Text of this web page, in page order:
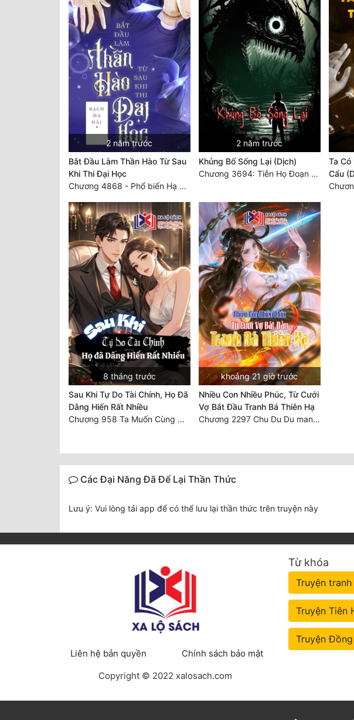
2 năm trước
Bắt Đầu Làm Thần Hào Từ Sau
Khi Thi Đại Học
Chương 4868 - Phổ biến Hạ Quốc tệ!
2 năm trước
Khủng Bố Sống Lại (Dịch)
Chương 3694: Tiễn Họ Đoạn Đường Cuối - Hoàn
Ta Có
Cẩu
8 tháng trước
Sau Khi Tự Do Tài Chính, Họ Đã
Dâng Hiến Rất Nhiều
Chương 958 Ta Muốn Cùng Các Cô Vĩnh Viễn Ở Bên Nhau (2) Hết
khoảng 21 giờ trước
Nhiều Con Nhiều Phúc, Từ Cưới
Vợ Bắt Đầu Tranh Bá Thiên Hạ
Chương 2297 Chu Du Du mang thai
Các Đại Năng Đã Để Lại Thần Thức
Lưu ý: Vui lòng tải app để có thể lưu lại thần thức trên truyện này
Liên hệ bản quyền
Chính sách bảo mật
Copyright © 2022 xalosach.com
Từ khóa
Truyện tranh
Truyện Tiên
Truyện